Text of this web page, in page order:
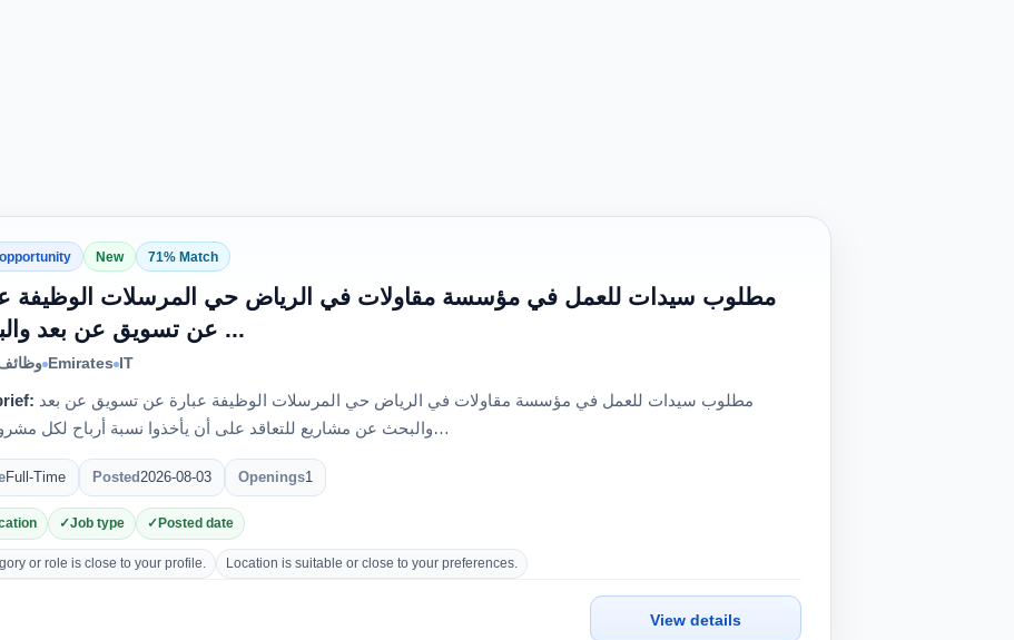
New 71% Match
مطلوب سيدات للعمل في مؤسسة مقاولات في الرياض حي المرسلات الوظيفة
عن تسويق عن بعد والبحث ...
وظائف Emirates IT
والبحث عن مشاريع للتعاقد على أن يأخذوا نسبة أرباح لكل مشروع يقد…
Full-Time Posted2026-08-03 Openings1
Job type Posted date
or role is close to your profile. Location is suitable or close to your preferences.
View details